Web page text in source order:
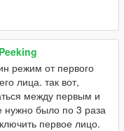
режим от первого
лица. так вот,
между первым и
нужно было по 3 раза
первое лицо.